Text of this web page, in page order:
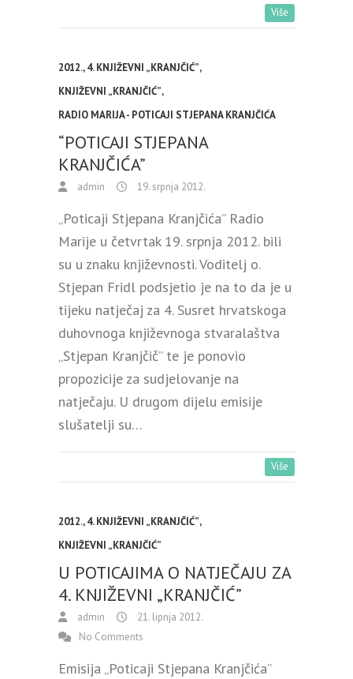
Više
2012.,4. KNJIŽEVNI „KRANJČIĆ”,
KNJIŽEVNI „KRANJČIĆ”,
RADIO MARIJA - POTICAJI STJEPANA KRANJČIĆA
“POTICAJI STJEPANA
KRANJČIĆA”
admin 19. srpnja 2012.
„Poticaji Stjepana Kranjčića” Radio
Marije u četvrtak 19. srpnja 2012. bili
su u znaku književnosti. Voditelj o.
Stjepan Fridl podsjetio je na to da je u
tijeku natječaj za 4. Susret hrvatskoga
duhovnoga književnoga stvaralaštva
„Stjepan Kranjčič” te je ponovio
propozicije za sudjelovanje na
natječaju. U drugom dijelu emisije
slušatelji su…
Više
2012.,4. KNJIŽEVNI „KRANJČIĆ”,
KNJIŽEVNI „KRANJČIĆ”
U POTICAJIMA O NATJEČAJU ZA
4. KNJIŽEVNI „KRANJČIĆ”
admin
21. lipnja 2012.
No Comments
Emisija „Poticaji Stjepana Kranjčića”